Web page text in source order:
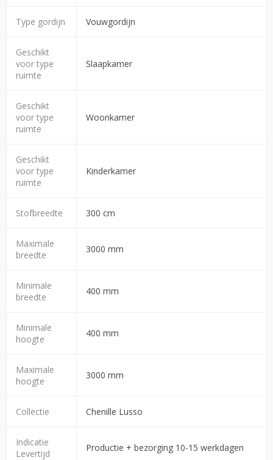
Type gordijn Vouwgordijn
Geschikt
voor type
ruimte
Slaapkamer
Geschikt
voor type
ruimte
Woonkamer
Geschikt
voor type
ruimte
Kinderkamer
Stofbreedte 300 cm
Maximale
breedte
3000 mm
Minimale
breedte
400 mm
Minimale
hoogte
400 mm
Maximale
hoogte
3000 mm
Collectie Chenille Lusso
Indicatie
Levertijd
Productie + bezorging 10-15 werkdagen